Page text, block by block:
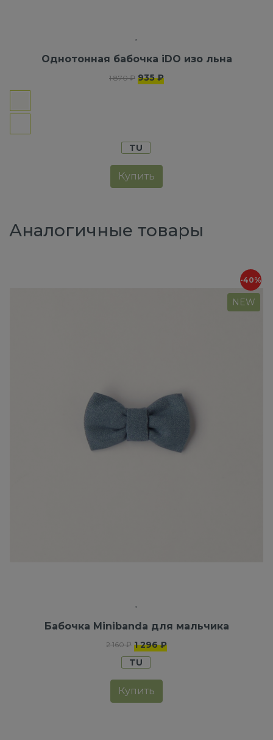
Однотонная бабочка iDO изо льна
1 870 ₽ 935 ₽
TU
Купить
Аналогичные товары
-40%
NEW
Бабочка Minibanda для мальчика
2 160 ₽ 1 296 ₽
TU
Купить